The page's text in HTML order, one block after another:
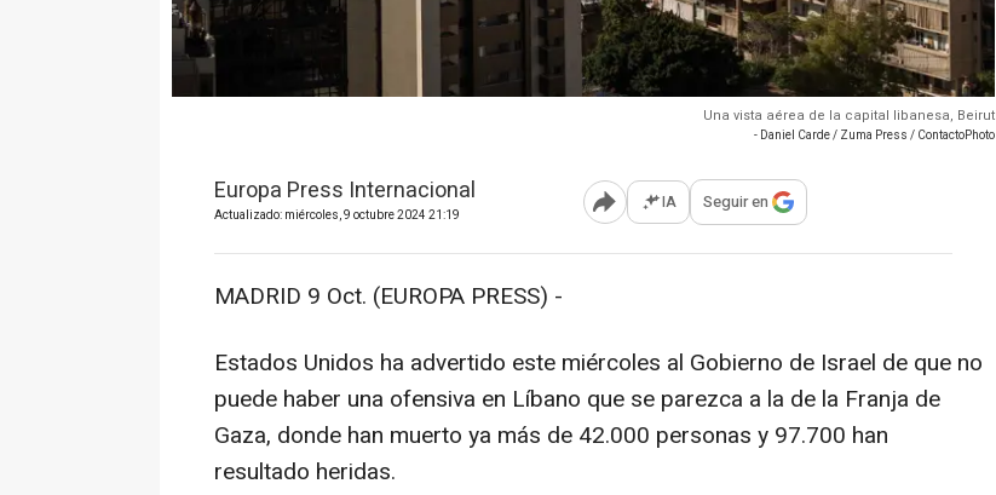
Una vista aérea de la capital libanesa, Beirut
- Daniel Carde / Zuma Press / ContactoPhoto
Europa Press Internacional
Actualizado: miércoles, 9 octubre 2024 21:19 Abrir opciones para compartir
IA Seguir en
MADRID 9 Oct. (EUROPA PRESS) -
Estados Unidos ha advertido este miércoles al Gobierno de Israel de que no
puede haber una ofensiva en Líbano que se parezca a la de la Franja de
Gaza, donde han muerto ya más de 42.000 personas y 97.700 han
resultado heridas.